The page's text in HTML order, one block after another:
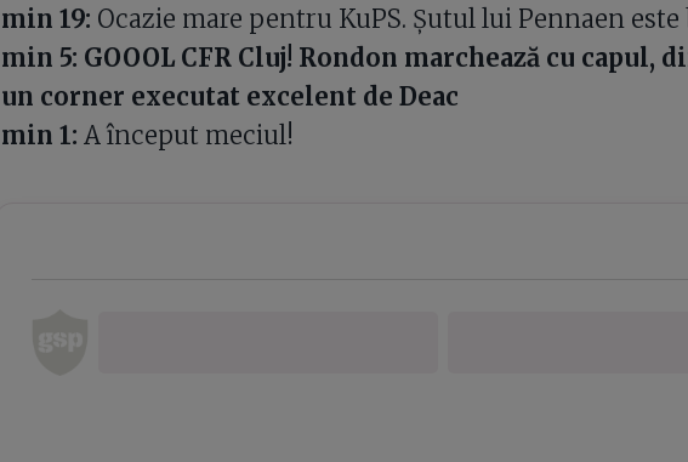
min 19: Ocazie mare pentru KuPS. Șutul lui Pennaen
min 5: GOOOL CFR Cluj! Rondon marchează cu capul,
un corner executat excelent de Deac
min 1: A început meciul!